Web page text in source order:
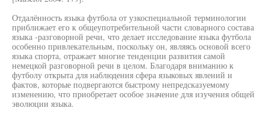
Отдалённость языка футбола от узкоспециальной терминологии
приближает его к общеупотребительной части словарного состава
языка -разговорной речи, что делает исследование языка футбола
особенно привлекательным, поскольку он, являясь основой всего
языка спорта, отражает многие тенденции развития самой
немецкой разговорной речи в целом. Благодаря вниманию к
футболу открыта для наблюдения сфера языковых явлений и
фактов, которые подвергаются быстрому непредсказуемому
изменению, что приобретает особое значение для изучения общей
эволюции языка.